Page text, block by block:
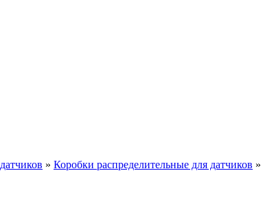
» Коробки распределительные для датчиков »